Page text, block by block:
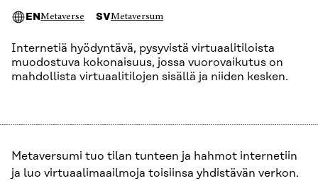
ENMetaverse SVMetaversum
Internetiä hyödyntävä, pysyvistä virtuaalitiloista
muodostuva kokonaisuus, jossa vuorovaikutus on
mahdollista virtuaalitilojen sisällä ja niiden kesken.
Metaversumi tuo tilan tunteen ja hahmot internetiin
ja luo virtuaalimaailmoja toisiinsa yhdistävän verkon.